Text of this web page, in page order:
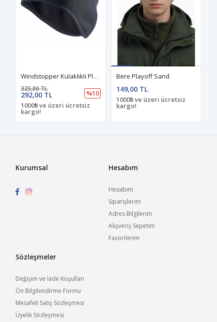
Windstopper Kulaklıklı Playoff Polar Bere Siyah
292,00 TL
325,00 TL
%10
1000₺ ve üzeri ücretsiz
kargo!
Bere Playoff Sand
149,00 TL
1000₺ ve üzeri ücretsiz
kargo!
Kurumsal Hesabım
Hesabım
Siparişlerim
Adres Bilgilerim
Alışveriş Sepetim
Favorilerim
Sözleşmeler
Değişim ve İade Koşulları
Ön Bilgilendirme Formu
Mesafeli Satış Sözleşmesi
Üyelik Sözleşmesi